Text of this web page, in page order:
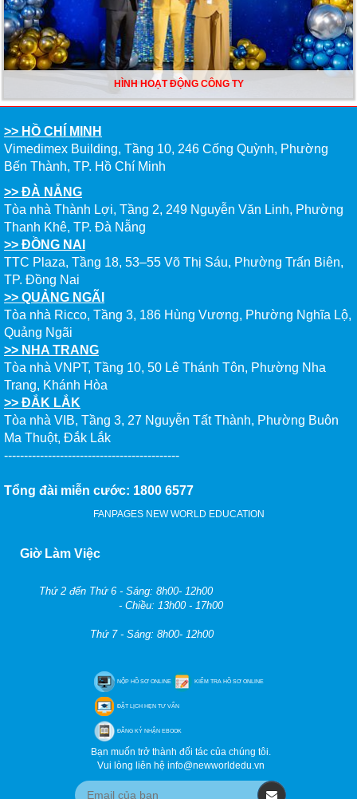
HÌNH HOẠT ĐỘNG CÔNG TY
>> HỒ CHÍ MINH
Vimedimex Building, Tầng 10, 246 Cống Quỳnh, Phường
Bến Thành, TP. Hồ Chí Minh
>> ĐÀ NẴNG
Tòa nhà Thành Lợi, Tầng 2, 249 Nguyễn Văn Linh, Phường
Thanh Khê, TP. Đà Nẵng
>> ĐỒNG NAI
TTC Plaza, Tầng 18, 53–55 Võ Thị Sáu, Phường Trấn Biên,
TP. Đồng Nai
>> QUẢNG NGÃI
Tòa nhà Ricco, Tầng 3, 186 Hùng Vương, Phường Nghĩa Lộ,
Quảng Ngãi
>> NHA TRANG
Tòa nhà VNPT, Tầng 10, 50 Lê Thánh Tôn, Phường Nha
Trang, Khánh Hòa
>> ĐẮK LẮK
Tòa nhà VIB, Tầng 3, 27 Nguyễn Tất Thành, Phường Buôn
Ma Thuột, Đắk Lắk
--------------------------------------------
Tổng đài miễn cước: 1800 6577
FANPAGES NEW WORLD EDUCATION
Giờ Làm Việc
Thứ 2 đến Thứ 6 - Sáng: 8h00- 12h00
- Chiều: 13h00 - 17h00
Thứ 7 - Sáng: 8h00- 12h00
NỘP HỒ SƠ ONLINE KIỂM TRA HỒ SƠ ONLINE
ĐẶT LỊCH HẸN TƯ VẤN
ĐĂNG KÝ NHẬN EBOOK
Bạn muốn trở thành đối tác của chúng tôi.
Vui lòng liên hệ info@newworldedu.vn